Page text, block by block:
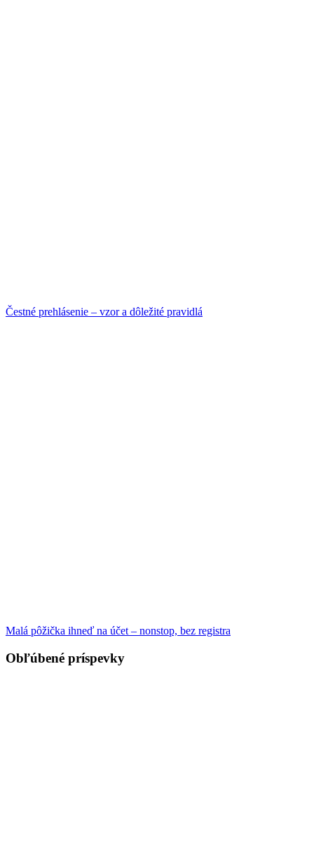
Čestné prehlásenie – vzor a dôležité pravidlá
Malá pôžička ihneď na účet – nonstop, bez registra
Obľúbené príspevky